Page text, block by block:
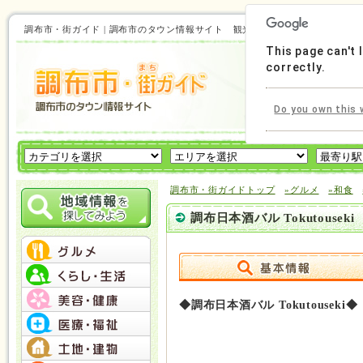
調布市・街ガイド | 調布市のタウン情報サイト 観光にも使える！調布市の
調布市・街ガイドトップ »グルメ »和食
調布日本酒バル Tokutouseki
◆調布日本酒バル Tokutouseki◆
This page can't
correctly.
Do you own this